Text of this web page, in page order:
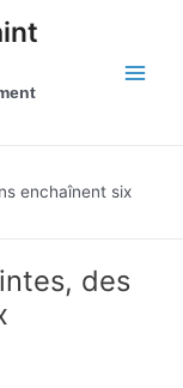
enchaînent six
des